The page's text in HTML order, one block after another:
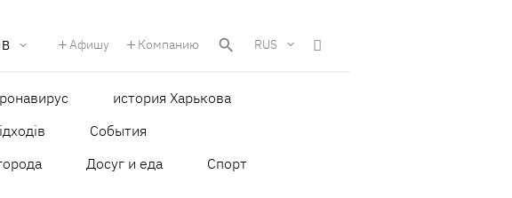
Афишу Компанию RUS
история Харькова
События
Досуг и еда
Спорт